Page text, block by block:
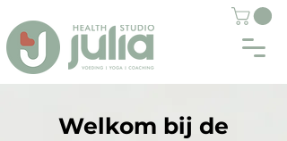
Welkom bij de